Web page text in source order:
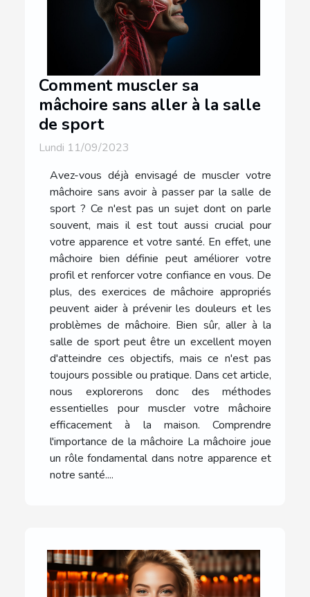
Comment muscler sa
mâchoire sans aller à la salle
de sport
Lundi 11/09/2023
Avez-vous déjà envisagé de muscler votre
mâchoire sans avoir à passer par la salle de
sport ? Ce n'est pas un sujet dont on parle
souvent, mais il est tout aussi crucial pour
votre apparence et votre santé. En effet, une
mâchoire bien définie peut améliorer votre
profil et renforcer votre confiance en vous. De
plus, des exercices de mâchoire appropriés
peuvent aider à prévenir les douleurs et les
problèmes de mâchoire. Bien sûr, aller à la
salle de sport peut être un excellent moyen
d'atteindre ces objectifs, mais ce n'est pas
toujours possible ou pratique. Dans cet article,
nous explorerons donc des méthodes
essentielles pour muscler votre mâchoire
efficacement à la maison. Comprendre
l'importance de la mâchoire La mâchoire joue
un rôle fondamental dans notre apparence et
notre santé....